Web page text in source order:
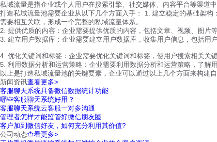
私域流量是指企业或个人用户在搜索引擎、社交媒体、内容平台等渠道
打造私域流量池需要企业从以下几个方面入手： 1. 建立稳定的基础架
需要相互关联，形成一个完整的私域流量体系。
2. 提供优质的内容：企业需要提供优质的内容，包括文章、视频、图
3. 建立用户数据库：企业需要建立用户数据库，收集用户信息，包括
4. 优化关键词和标签：企业需要优化关键词和标签，使用户搜索相关
5. 利用数据分析和运营策略：企业需要利用数据分析和运营策略，了
以上是打造私域流量池的关键要素，企业可以通过以上几个方面来构
新闻资讯查看更多>
客服聊天系统具备微信数据统计功能
哪些客服聊天系统好用？
客服聊天系统云客服一对多沟通
管理者怎样才能监管好微信朋友圈
客户加到微信好友，如何充分利用其价值?
公司动态查看更多>